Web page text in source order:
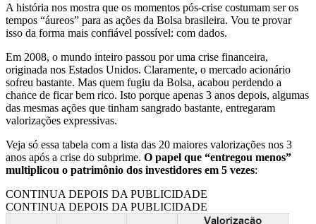
A história nos mostra que os momentos pós-crise costumam ser os
tempos “áureos” para as ações da Bolsa brasileira. Vou te provar
isso da forma mais confiável possível: com dados.
Em 2008, o mundo inteiro passou por uma crise financeira,
originada nos Estados Unidos. Claramente, o mercado acionário
sofreu bastante. Mas quem fugiu da Bolsa, acabou perdendo a
chance de ficar bem rico. Isto porque apenas 3 anos depois, algumas
das mesmas ações que tinham sangrado bastante, entregaram
valorizações expressivas.
Veja só essa tabela com a lista das 20 maiores valorizações nos 3
anos após a crise do subprime. O papel que “entregou menos”
multiplicou o patrimônio dos investidores em 5 vezes:
CONTINUA DEPOIS DA PUBLICIDADE
CONTINUA DEPOIS DA PUBLICIDADE